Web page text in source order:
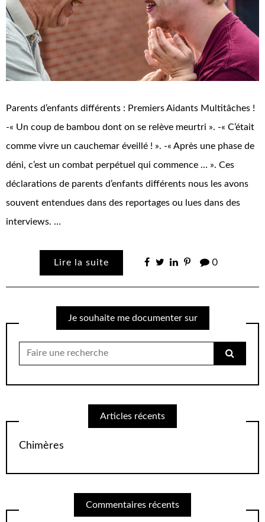
Parents d’enfants différents : Premiers Aidants Multitâches !
-« Un coup de bambou dont on se relève meurtri ». -« C’était
comme vivre un cauchemar éveillé ! ». -« Après une phase de
déni, c’est un combat perpétuel qui commence … ». Ces
déclarations de parents d’enfants différents nous les avons
souvent entendues dans des reportages ou lues dans des
interviews. …
Lire la suite 0
Je souhaite me documenter sur
pour:
Articles récents
Chimères
Commentaires récents